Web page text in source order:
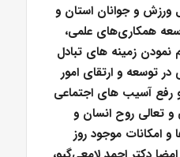
ورزش و جوانان استان و
همکاری‌های علمی،
زمینه های تبادل
توسعه و ارتقای امور
و رفع آسیب های اجتماعی
تعالی روح انسان و
و امکانات موجود روز